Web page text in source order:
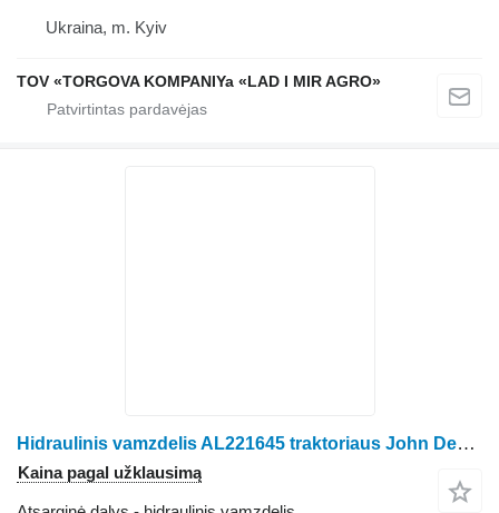
Ukraina, m. Kyiv
TOV «TORGOVA KOMPANIYa «LAD I MIR AGRO»
Hidraulinis vamzdelis AL221645 traktoriaus John Deere 6100RC, 6105RC, 6115RC
Kaina pagal užklausimą